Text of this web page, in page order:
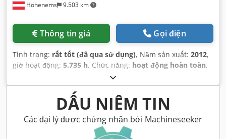
Hohenems 9.503 km
Thông tin giá Gọi điện
Tình trạng: rất tốt (đã qua sử dụng), Năm sản xuất: 2012,
giờ hoạt động: 5.735 h, Chức năng: hoạt động hoàn toàn,
DẤU NIÊM TIN
Các đại lý được chứng nhận bởi Machineseeker